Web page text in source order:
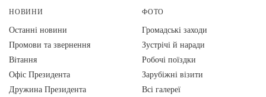
НОВИНИ
Останні новини
Промови та звернення
Вiтання
Офіс Президента
Дружина Президента
ФОТО
Громадські заходи
Зустрічі й наради
Робочі поїздки
Зарубіжні візити
Всі галереї